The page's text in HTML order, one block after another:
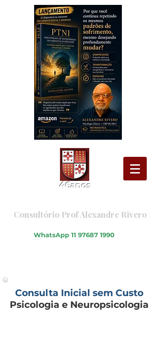
Consultório Prof Alexandre Rivero
WhatsApp 11 97687 1990
46anos
Consulta Inicial sem Custo
Psicologia e Neuropsicologia